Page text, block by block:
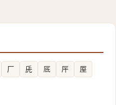
厂 兏 厎 厈
厔